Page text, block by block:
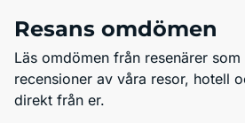
Resans omdömen
Läs omdömen från resenärer
recensioner av våra resor, hotell
direkt från er.